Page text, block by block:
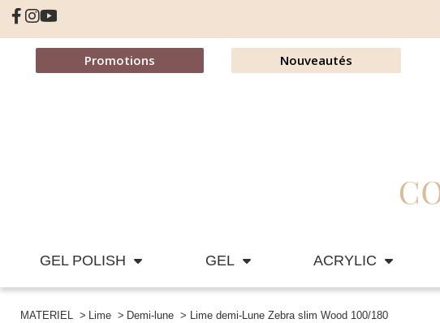
Promotions Nouveautés
GEL POLISH GEL ACRYLIC
MATERIEL Lime Demi-lune Lime demi-Lune Zebra slim Wood 100/180